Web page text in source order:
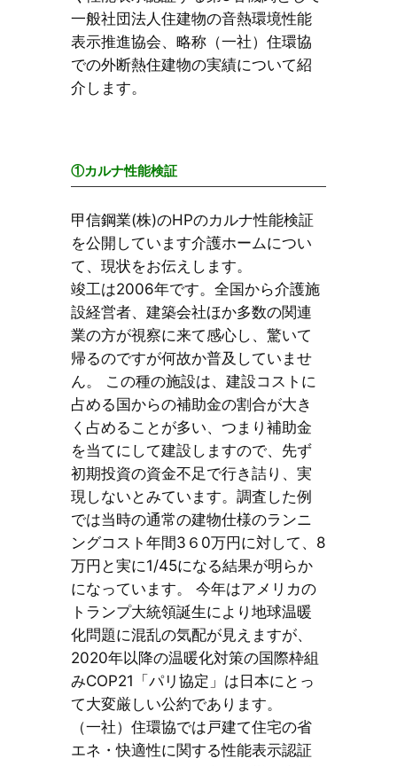
一般社団法人住建物の音熱環境性能
表示推進協会、略称（一社）住環協
での外断熱住建物の実績について紹
介します。
①カルナ性能検証
甲信鋼業(株)のHPのカルナ性能検証
を公開しています介護ホームについ
て、現状をお伝えします。
竣工は2006年です。全国から介護施
設経営者、建築会社ほか多数の関連
業の方が視察に来て感心し、驚いて
帰るのですが何故か普及していませ
ん。 この種の施設は、建設コストに
占める国からの補助金の割合が大き
く占めることが多い、つまり補助金
を当てにして建設しますので、先ず
初期投資の資金不足で行き詰り、実
現しないとみています。調査した例
では当時の通常の建物仕様のランニ
ングコスト年間3６0万円に対して、8
万円と実に1/45になる結果が明らか
になっています。 今年はアメリカの
トランプ大統領誕生により地球温暖
化問題に混乱の気配が見えますが、
2020年以降の温暖化対策の国際枠組
みCOP21「パリ協定」は日本にとっ
て大変厳しい公約であります。
（一社）住環協では戸建て住宅の省
エネ・快適性に関する性能表示認証